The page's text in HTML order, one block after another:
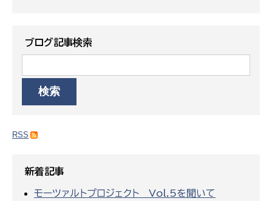
ブログ記事検索
RSS
新着記事
モーツァルトプロジェクト Vol.5を聞いて